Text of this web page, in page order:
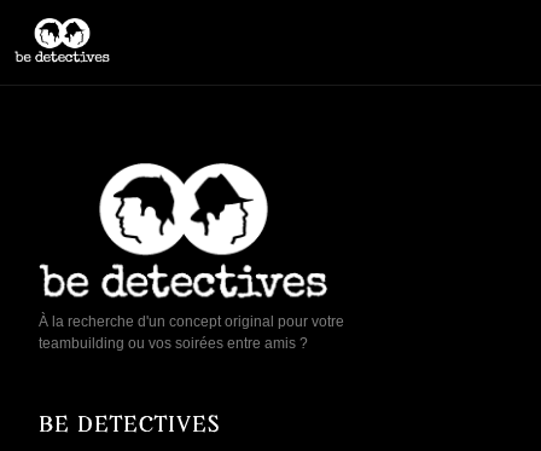
À la recherche d'un concept original pour votre
teambuilding ou vos soirées entre amis ?
BE DETECTIVES